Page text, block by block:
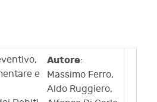
Autore:
Massimo Ferro,
Aldo Ruggiero,